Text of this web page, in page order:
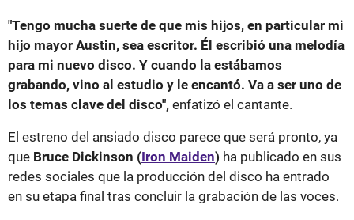
"Tengo mucha suerte de que mis hijos, en particular mi
hijo mayor Austin, sea escritor. Él escribió una melodía
para mi nuevo disco. Y cuando la estábamos
grabando, vino al estudio y le encantó. Va a ser uno de
los temas clave del disco", enfatizó el cantante.
El estreno del ansiado disco parece que será pronto, ya
que Bruce Dickinson (Iron Maiden) ha publicado en sus
redes sociales que la producción del disco ha entrado
en su etapa final tras concluir la grabación de las voces.